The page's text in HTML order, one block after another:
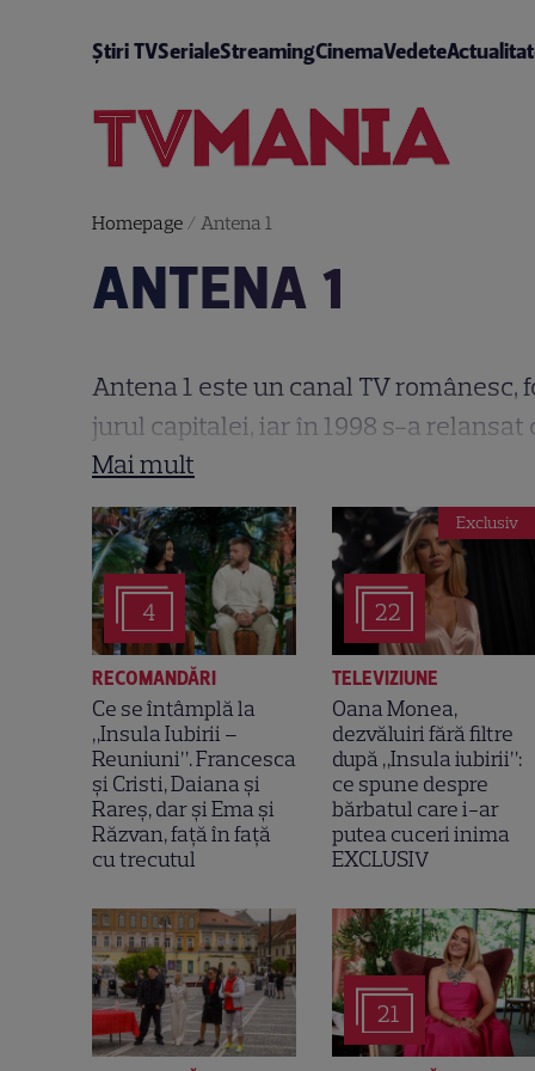
Știri TVSerialeStreamingCinemaVedete
Homepage/ Antena 1
ANTENA 1
Antena 1 este un canal TV
jurul capitalei, iar în 1998 s-a
România după Pro TV, având o cotă de
Printre cele mai apreciate producții
varianta românească a emisiunii
Apreciat este și show-ul de stand-up
Din 2021, Antena 1 difuzează și
Din 10 noiembrie 2010 postul nu se
HD a postului, dar și a celorlalte
online pe platforma AntenaPlay.
Vezi întregul
program tv Antena 1
4
RECOMANDĂRI
Ce se întâmplă la
„Insula Iubirii –
Reuniuni”. Francesca
și Cristi, Daiana și
Rareș, dar și Ema și
Răzvan, față în față
cu trecutul
Exclusiv
22
TELEVIZIUNE
Oana Monea,
dezvăluiri fără filtre
după „Insula iubirii”:
ce spune despre
bărbatul care i-ar
putea cuceri inima
EXCLUSIV
21